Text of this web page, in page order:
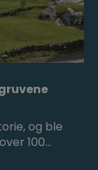
og ble
100…